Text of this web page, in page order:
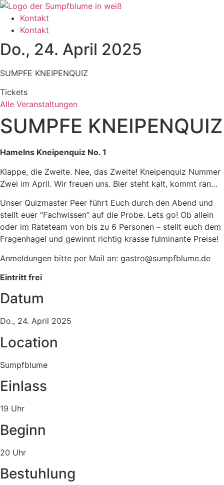
Zum
Inhalt
wechseln
Kontakt
Kontakt
Do., 24. April 2025
SUMPFE KNEIPENQUIZ
Tickets
Alle Veranstaltungen
SUMPFE KNEIPENQUIZ
Hamelns Kneipenquiz No. 1
Klappe, die Zweite. Nee, das Zweite! Kneipenquiz Nummer
Zwei im April. Wir freuen uns. Bier steht kalt, kommt ran…
Unser Quizmaster Peer führt Euch durch den Abend und
stellt euer “Fachwissen” auf die Probe. Lets go! Ob allein
oder im Rateteam von bis zu 6 Personen – stellt euch dem
Fragenhagel und gewinnt richtig krasse fulminante Preise!
Anmeldungen bitte per Mail an: ed.emulbfpmus@ortsag
Eintritt frei
Datum
Do., 24. April 2025
Location
Sumpfblume
Einlass
19 Uhr
Beginn
20 Uhr
Bestuhlung